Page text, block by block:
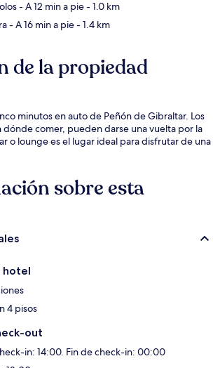
- A 12 min a pie- 1.0 km
- A 16 min a pie- 1.4 km
de la propiedad
minutos en auto de Peñón de Gibraltar. Los
comer, pueden darse una vuelta por la
o lounge es el lugar ideal para disfrutar de una
sobre esta
hotel
4 pisos
out
in: 14:00. Fin de check-in: 00:00